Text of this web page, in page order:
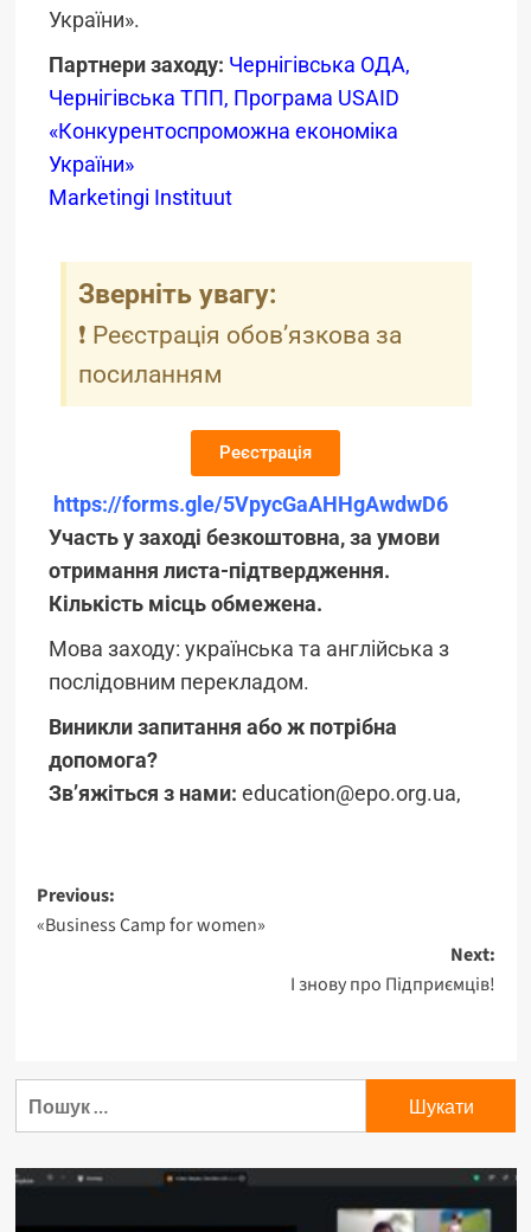
України».
Партнери заходу: Чернігівська ОДА,
Чернігівська ТПП, Програма USAID
«Конкурентоспроможна економіка
України»
Marketingi Instituut
Зверніть увагу:
❗️ Реєстрація обов’язкова за
посиланням
Реєстрація
https://forms.gle/5VpycGaAHHgAwdwD6
Участь у заході безкоштовна, за умови
отримання листа-підтвердження.
Кількість місць обмежена.
Мова заходу: українська та англійська з
послідовним перекладом.
Виникли запитання або ж потрібна
допомога?
Зв’яжіться з нами: education@epo.org.ua,
Previous:
«Business Camp for women»
Next:
І знову про Підприємців!